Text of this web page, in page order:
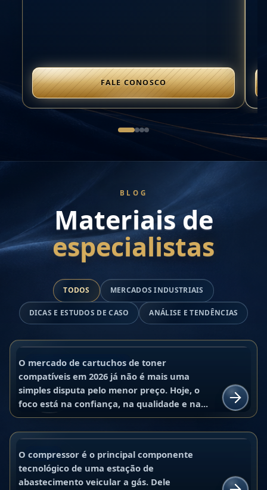
FALE CONOSCO
BLOG
Materiais de
especialistas
TODOS MERCADOS INDUSTRIAIS
DICAS E ESTUDOS DE CASO ANÁLISE E TENDÊNCIAS
MERCADOS INDUSTRIAIS
Top 10 fabricantes mundiais de
cartuchos de toner compatíveis para
compradores B2B em 2026: análise de
no fornecimento
O mercado de cartuchos de toner
compatíveis em 2026 já não é mais uma
simples disputa pelo menor preço. Hoje, o
foco está na confiança, na qualidade e na...
Ler
BLOG
Melhores compressores para GNV:
comparativo entre Ariel, ANGI, SAFE,
CIMC Enric e Galileo para projetos de
O compressor é o principal componente
tecnológico de uma estação de
abastecimento veicular a gás. Dele
Como encontramos a UNICO